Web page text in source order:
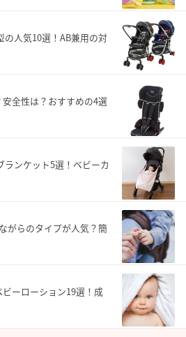
の人気10選！AB兼用の対
全性は？おすすめの4選
ランケット5選！ベビーカ
がらのタイプが人気？簡
ーローション19選！成